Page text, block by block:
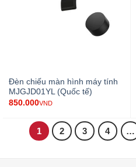
Đèn chiếu màn hình máy tính
MJGJD01YL (Quốc tế)
850.000VND
1 2 3 4 …